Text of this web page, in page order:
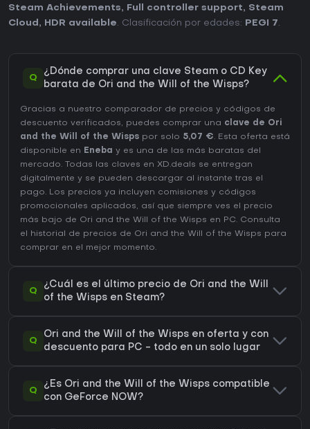
Steam Achievements, Full controller support, Steam
Cloud , HDR available. Clasificación por edades: PEGI 7.
Q
¿Dónde comprar una clave Steam o CD Key
barata de Ori and the Will of the Wisps?
Gracias a nuestro comparador de precios y códigos de
descuento verificados, puedes comprar una clave de Ori
and the Will of the Wisps por solo 5,07 €. Esta oferta está
disponible en Eneba y es una de las más baratas del
mercado. Todas las claves en XD.deals se entregan
digitalmente y se pueden descargar al instante tras el
pago. Los precios ya incluyen comisiones y códigos
promocionales aplicados, así que siempre ves el precio
más bajo de Ori and the Will of the Wisps en PC. Consulta
el
historial de precios de Ori and the Will of the Wisps para
comprar en el mejor momento.
Q
¿Cuál es el último precio de Ori and the Will
of the Wisps en Steam?
Q
Ori and the Will of the Wisps en oferta y con
descuento para PC - todo en un solo lugar
Q
¿Es Ori and the Will of the Wisps compatible
con GeForce NOW?